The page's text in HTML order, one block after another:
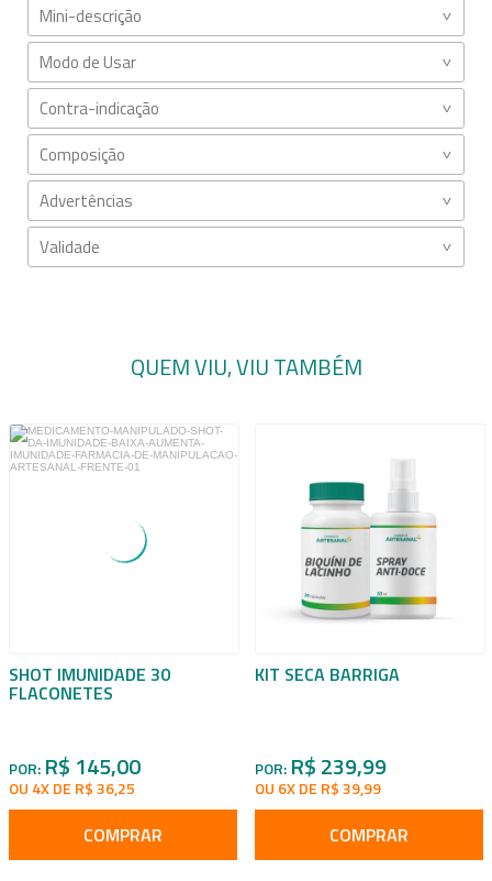
Mini-descrição
Modo de Usar
Contra-indicação
Composição
Advertências
Validade
QUEM VIU, VIU TAMBÉM
SHOT IMUNIDADE 30
FLACONETES
POR: R$ 145,00
OU 4X DE R$ 36,25
COMPRAR
KIT SECA BARRIGA
POR: R$ 239,99
OU 6X DE R$ 39,99
COMPRAR